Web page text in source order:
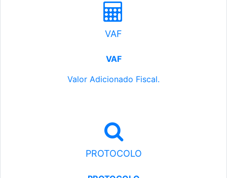
VAF
VAF
Valor Adicionado Fiscal.
PROTOCOLO